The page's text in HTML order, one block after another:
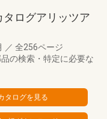
ログアリッツア
／ 全256ページ
の検索・特定に必要な